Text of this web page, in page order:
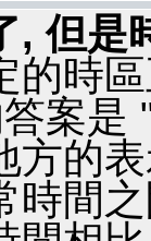
, 但是
的時
案是
方的
時間